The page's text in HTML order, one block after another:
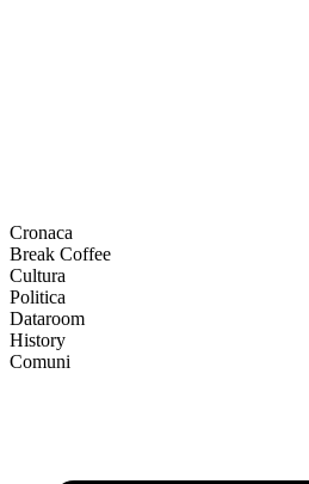
Cronaca
Break Coffee
Cultura
Politica
Dataroom
History
Comuni